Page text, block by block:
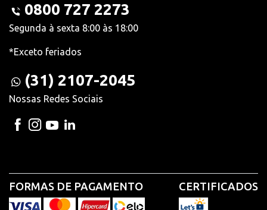
0800 727 2273
Segunda à sexta 8:00 às 18:00
*Exceto feriados
(31) 2107-2045
Nossas Redes Sociais
FORMAS DE PAGAMENTO CERTIFICADOS